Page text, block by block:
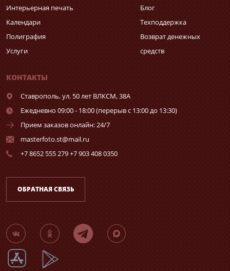
Интерьерная печать
Календари
Полиграфия
Услуги
Блог
Техподдержка
Возврат денежных
средств
КОНТАКТЫ
Ставрополь,ул. 50 лет ВЛКСМ, 38А
Ежедневно 09:00 - 18:00 (перерыв с 13:00 до 13:30)
Прием заказов онлайн: 24/7
masterfoto.st@mail.ru
+7 8652 555 279 +7 903 408 0350
ОБРАТНАЯ СВЯЗЬ